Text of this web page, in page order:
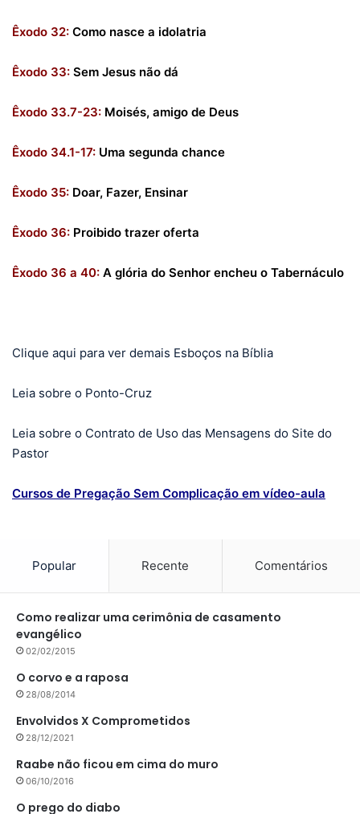
Êxodo 32: Como nasce a idolatria
Êxodo 33: Sem Jesus não dá
Êxodo 33.7-23: Moisés, amigo de Deus
Êxodo 34.1-17: Uma segunda chance
Êxodo 35: Doar, Fazer, Ensinar
Êxodo 36: Proibido trazer oferta
Êxodo 36 a 40: A glória do Senhor encheu o Tabernáculo
Clique aqui para ver demais Esboços na Bíblia
Leia sobre o Ponto-Cruz
Leia sobre o Contrato de Uso das Mensagens do Site do
Pastor
Cursos de Pregação Sem Complicação em vídeo-aula
Popular Recente Comentários
Como realizar uma cerimônia de casamento
evangélico
02/02/2015
O corvo e a raposa
28/08/2014
Envolvidos X Comprometidos
28/12/2021
Raabe não ficou em cima do muro
06/10/2016
O prego do diabo